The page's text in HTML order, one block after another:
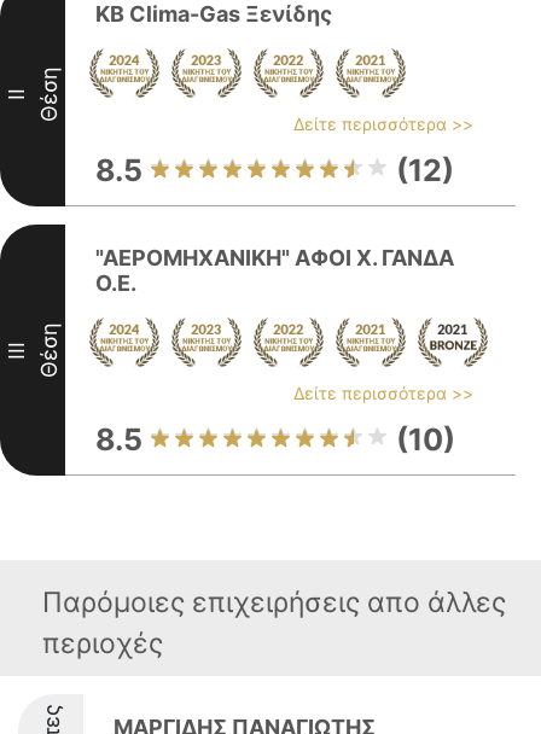
II Θέση
KB Clima-Gas Ξενίδης
Δείτε περισσότερα >>
8.5 (12)
III Θέση
"ΑΕΡΟΜΗΧΑΝΙΚΗ" ΑΦΟΙ Χ. ΓΑΝΔΑ
Ο.Ε.
Δείτε περισσότερα >>
8.5 (10)
Παρόμοιες επιχειρήσεις απο άλλες
περιοχές
ΜΑΡΓΙΔΗΣ ΠΑΝΑΓΙΩΤΗΣ